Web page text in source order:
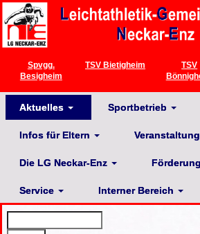
Spvgg.
Besigheim
TSV Bietigheim
TSV
Aktuelles Sportbetrieb
Infos für Eltern
Die LG Neckar-Enz Förderung
Service Interner Bereich